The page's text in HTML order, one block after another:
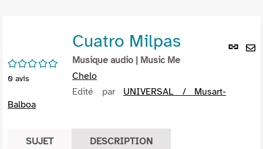
Lien
/5
0 avis
Cuatro Milpas
Musique audio | Music Me
Chelo
Edité par UNIVERSAL / Musart-
Balboa
SUJET DESCRIPTION